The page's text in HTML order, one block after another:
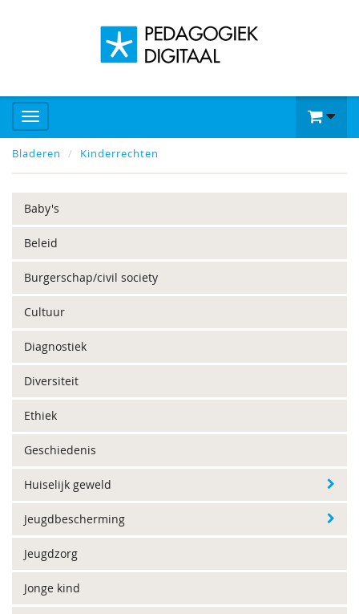
Bladeren Kinderrechten
Baby's
Beleid
Burgerschap/civil society
Cultuur
Diagnostiek
Diversiteit
Ethiek
Geschiedenis
Huiselijk geweld
Jeugdbescherming
Jeugdzorg
Jonge kind